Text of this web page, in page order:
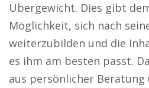
Übergewicht. Dies gibt
Möglichkeit, sich nach
weiterzubilden und die
es ihm am besten passt.
aus persönlicher